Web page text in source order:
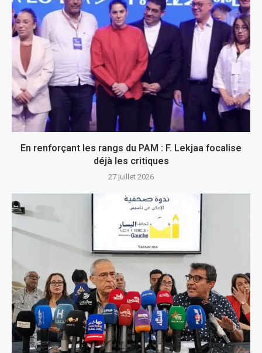
En renforçant les rangs du PAM : F. Lekjaa focalise
déjà les critiques
27 juillet 2026